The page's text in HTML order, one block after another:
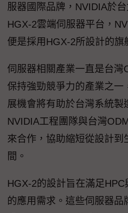
服器國際品牌，NVIDIA於
HGX-2雲端伺服器平台，
便是採用HGX-2所設計的旗
伺服器相關產業一直是台灣
保持強勁競爭力的產業之一
展機會將有助於台灣系統製
NVIDIA工程團隊與台灣
來合作，協助縮短從設計到
間。
HGX-2的設計旨在滿足
的應用需求。這些伺服器品